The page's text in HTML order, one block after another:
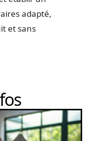
adapté,
et sans